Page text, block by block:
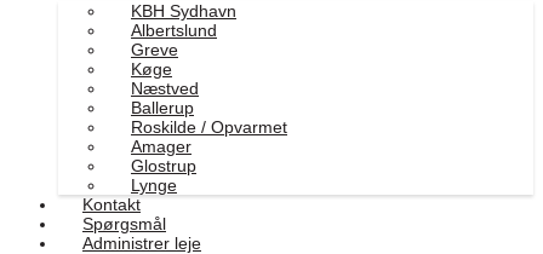
KBH Sydhavn
Albertslund
Greve
Køge
Næstved
Ballerup
Roskilde / Opvarmet
Amager
Glostrup
Lynge
Kontakt
Spørgsmål
Administrer leje